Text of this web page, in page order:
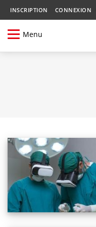
INSCRIPTION CONNEXION
Menu